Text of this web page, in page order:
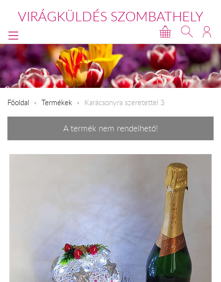
VIRÁGKÜLDÉS SZOMBATHELY
Főoldal Termékek Karácsonyra szeretettel 3
A termék nem rendelhető!